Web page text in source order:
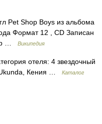
Pet Shop Boys из альбома
Формат 12 , CD Записан
…
Википедия
отеля: 4 звездочный
Кения …
Каталог